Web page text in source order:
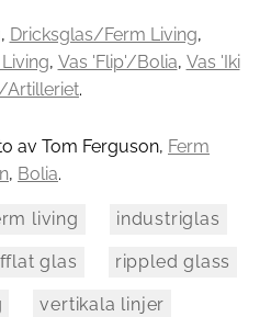
, Dricksglas/Ferm Living,
, Vas 'Flip'/Bolia, Vas 'Iki
Artilleriet.
av Tom Ferguson, Ferm
, Bolia.
living industriglas
glas rippled glass
vertikala linjer